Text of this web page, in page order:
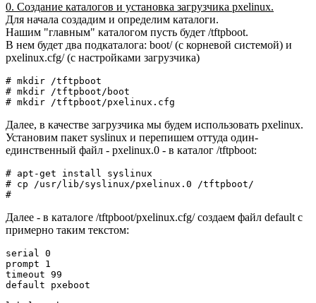
0. Создание каталогов и установка загрузчика pxelinux.
Для начала создадим и определим каталоги.
Нашим "главным" каталогом пусть будет /tftpboot.
В нем будет два подкаталога: boot/ (с корневой системой) и
pxelinux.cfg/ (с настройками загрузчика)
# mkdir /tftpboot
# mkdir /tftpboot/boot
# mkdir /tftpboot/pxelinux.cfg
Далее, в качестве загрузчика мы будем использовать pxelinux.
Установим пакет syslinux и перепишем оттуда один-
единственный файл - pxelinux.0 - в каталог /tftpboot:
# apt-get install syslinux
# cp /usr/lib/syslinux/pxelinux.0 /tftpboot/
#
Далее - в каталоге /tftpboot/pxelinux.cfg/ создаем файл default с
примерно таким текстом:
serial 0
prompt 1
timeout 99
default pxeboot